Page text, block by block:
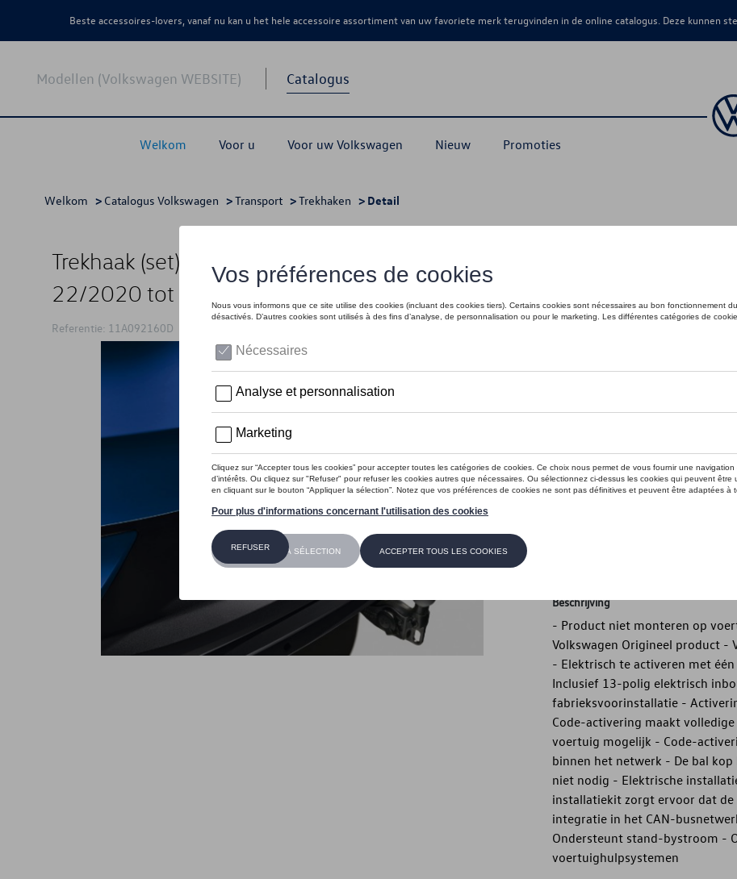
Beste accessoires-lovers, vanaf nu kan u het hele accessoire assortiment van uw favoriete merk terugvinden in de online catalogus. Deze kunnen
Modellen (Volkswagen WEBSITE) Catalogus
Welkom Voor u Voor uw Volkswagen Nieuw Promoties
Welkom > Catalogus Volkswagen >Transport >Trekhaken > Detail
Trekhaak (set), Zwenkbaar, voor voertuigen zonder
22/2020 tot CW 42/2023
Referentie: 11A092160D
€ 1.275,00
Contacteer
- Installeer het product niet op
Beschrijving
- Product niet monteren op
Volkswagen Origineel product -
- Elektrisch te activeren met
Inclusief 13-polig elektrisch
fabrieksvoorinstallatie -
Code-activering maakt
voertuig mogelijk - Code-
binnen het netwerk - De bal
niet nodig - Elektrische
installatiekit zorgt ervoor dat
integratie in het CAN-
Ondersteunt stand-bystroom -
voertuighulpsystemen